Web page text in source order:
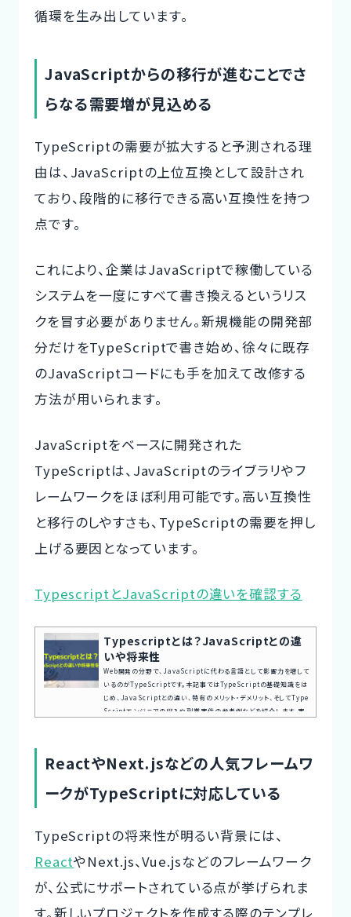
循環を生み出しています。
JavaScriptからの移行が進むことでさ
らなる需要増が見込める
TypeScriptの需要が拡大すると予測される理
由は、JavaScriptの上位互換として設計され
ており、段階的に移行できる高い互換性を持つ
点です。
これにより、企業はJavaScriptで稼働している
システムを一度にすべて書き換えるというリス
クを冒す必要がありません。新規機能の開発部
分だけをTypeScriptで書き始め、徐々に既存
のJavaScriptコードにも手を加えて改修する
方法が用いられます。
JavaScriptをベースに開発された
TypeScriptは、JavaScriptのライブラリやフ
レームワークをほぼ利用可能です。高い互換性
と移行のしやすさも、TypeScriptの需要を押し
上げる要因となっています。
TypescriptとJavaScriptの違いを確認する
Typescriptとは？JavaScriptとの違
いや将来性
Web開発の分野で、JavaScriptに代わる言語として影響力を増して
いるのがTypeScriptです。本記事ではTypeScriptの基礎知識をは
じめ、JavaScriptとの違い、特有のメリット・デメリット、そしてType
Scriptエンジニアの収入や副業案件の参考例などを紹介します。案
にJavaScriptを使いつつ、その後継的な言語として開発されまし
ReactやNext.jsなどの人気フレームワ
ークがTypeScriptに対応している
TypeScriptの将来性が明るい背景には、
ReactやNext.js、Vue.jsなどのフレームワーク
が、 公式にサポートされている点が挙げられま
す。新しいプロジェクトを作成する際のテンプレ